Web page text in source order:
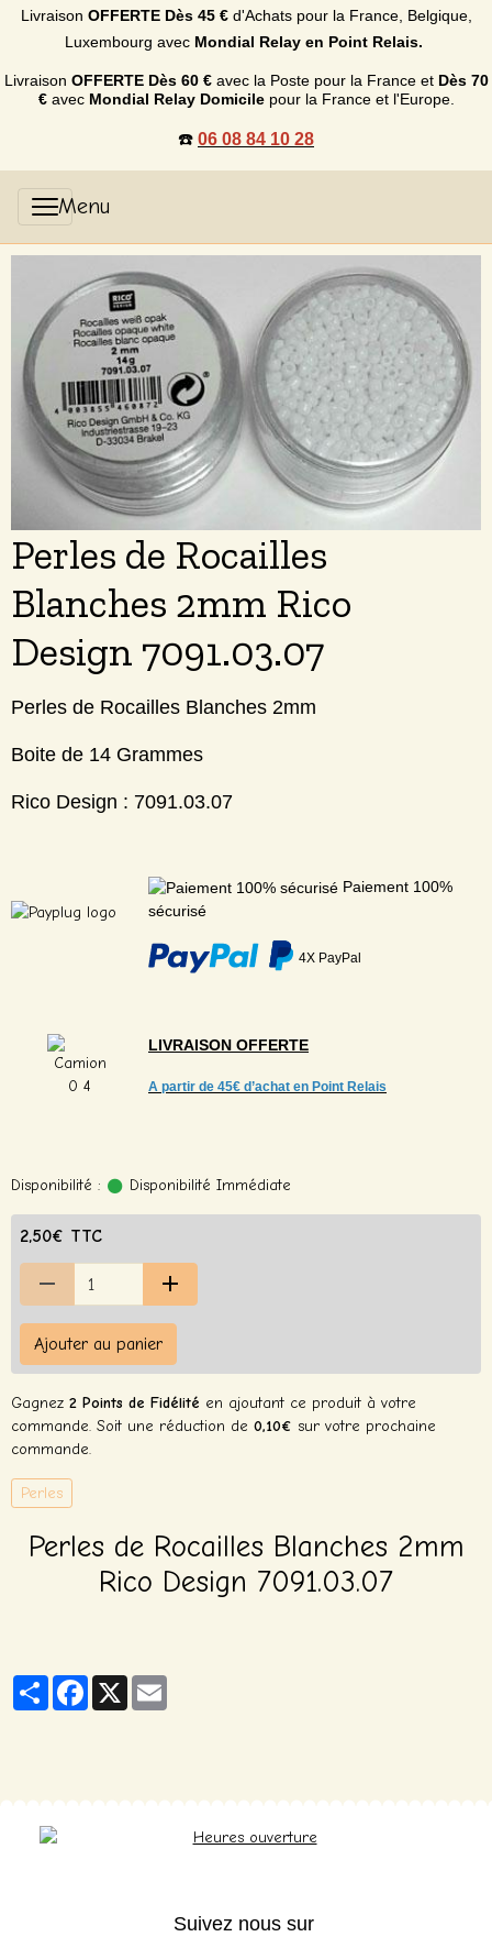
Livraison OFFERTE Dès 45 €d'Achats pour la France, Belgique,
Luxembourg avec Mondial Relay en Point Relais.
Livraison OFFERTE Dès 60 €avec la Poste pour la France et Dès 70
€avec Mondial Relay Domicilepour la France et l'Europe.
☎️ 06 08 84 10 28
Perles de Rocailles
Blanches 2mm Rico
Design 7091.03.07
Perles de Rocailles Blanches 2mm
Boite de 14 Grammes
Rico Design : 7091.03.07
Paiement 100%
sécurisé
4X PayPal
LIVRAISON OFFERTE
A partir de 45€ d’achat en Point Relais
Disponibilité : Disponibilité Immédiate
2,50€ TTC
Ajouter au panier
Gagnez 2 Points de Fidélité en ajoutant ce produit à votre
commande. Soit une réduction de 0,10€ sur votre prochaine
commande.
Perles
Perles de Rocailles Blanches 2mm
Rico Design 7091.03.07
PartagerFacebook
X
Suivez nous sur